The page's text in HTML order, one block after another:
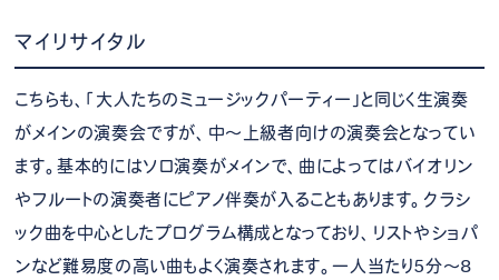
マイリサイタル
こちらも、「大人たちのミュージックパーティー」と同じく生演奏
がメインの演奏会ですが、中～上級者向けの演奏会となってい
ます。基本的にはソロ演奏がメインで、曲によってはバイオリン
やフルートの演奏者にピアノ伴奏が入ることもあります。クラシ
ック曲を中心としたプログラム構成となっており、リストやショパ
ンなど難易度の高い曲もよく演奏されます。一人当たり5分～8